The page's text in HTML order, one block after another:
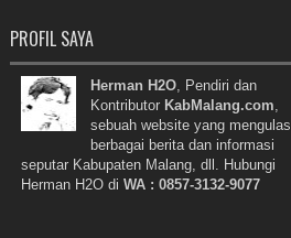
PROFIL SAYA
Herman H2O, Pendiri dan
Kontributor KabMalang.com,
sebuah website yang mengulas
berbagai berita dan informasi
seputar Kabupaten Malang, dll. Hubungi
Herman H2O di WA : 0857-3132-9077